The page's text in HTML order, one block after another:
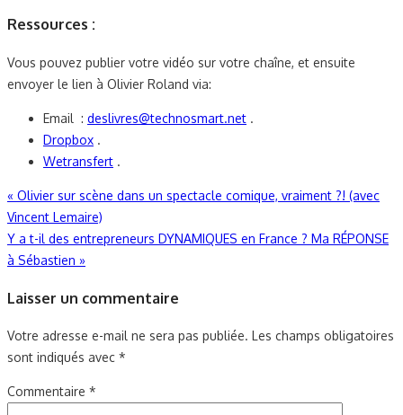
Ressources :
Vous pouvez publier votre vidéo sur votre chaîne, et ensuite
envoyer le lien à Olivier Roland via:
Email : deslivres@technosmart.net .
Dropbox .
Wetransfert .
Navigation
de
l’article
« Olivier sur scène dans un spectacle comique, vraiment ?! (avec
Vincent Lemaire)
Y a t-il des entrepreneurs DYNAMIQUES en France ? Ma RÉPONSE
à Sébastien »
Laisser un commentaire
Votre adresse e-mail ne sera pas publiée. Les champs obligatoires
sont indiqués avec *
Commentaire *